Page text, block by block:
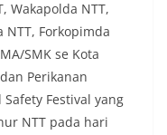
Wakapolda NTT,
NTT, Forkopimda
SMK se Kota
Perikanan
Festival yang
NTT pada hari